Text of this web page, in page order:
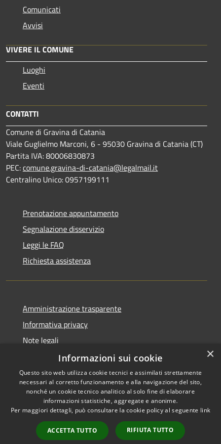
Comunicati
Avvisi
VIVERE IL COMUNE
Luoghi
Eventi
CONTATTI
Comune di Gravina di Catania
Viale Guglielmo Marconi, 6 - 95030 Gravina di Catania (CT)
Partita IVA: 80006830873
PEC:comune.gravina-di-catania@legalmail.it
Centralino Unico: 0957199111
Prenotazione appuntamento
Segnalazione disservizio
Leggi le FAQ
Richiesta assistenza
Amministrazione trasparente
Informativa privacy
Note legali
Dichiarazione di accessibilità
RSS
Accessibilità
Copyright © 2026 • Comune di
byMunicipium
Accesso
×
Informazioni sui cookie
Questo sito web utilizza cookie tecnici e assimilati strettamente
necessari al corretto funzionamento e alla navigazione del sito,
nonché un cookie tecnico analitico al solo fine di elaborare
informazioni statistiche, aggregate e anonime.
Per maggiori dettagli, può consultare la cookie policy al seguente link
ACCETTA TUTTO RIFIUTA TUTTO